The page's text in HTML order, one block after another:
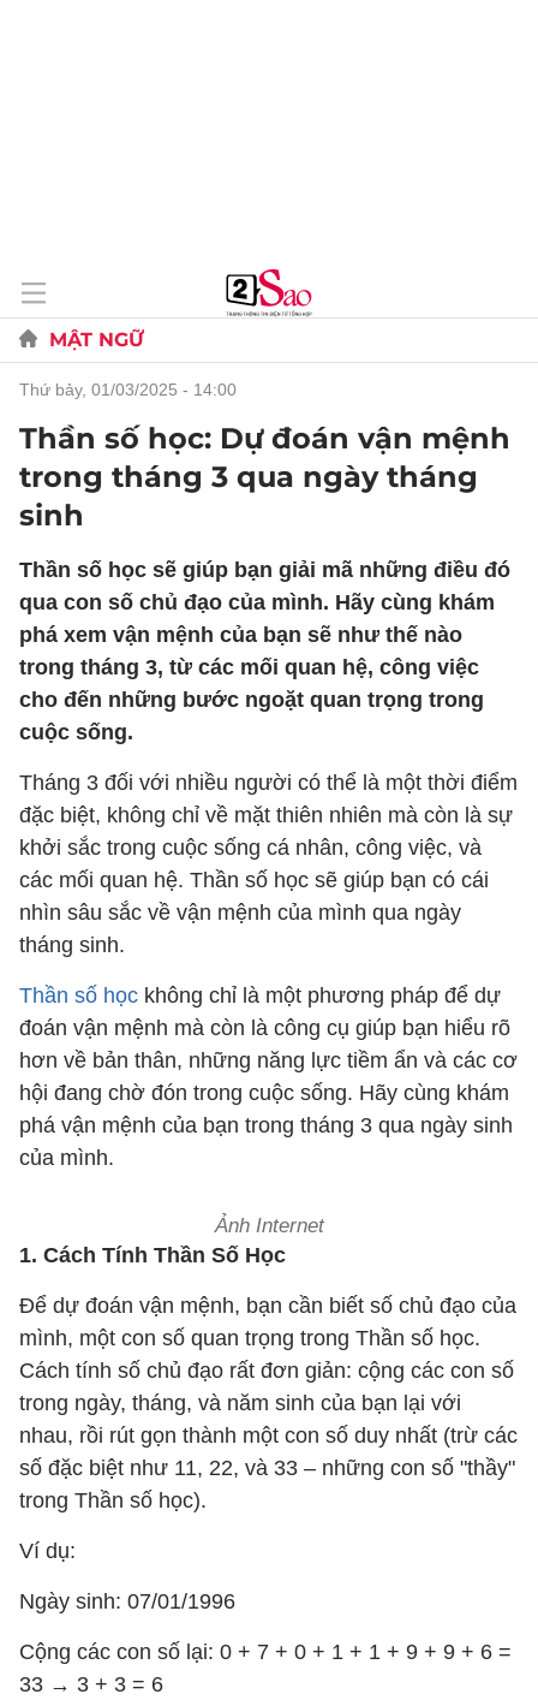
MẬT NGỮ
thứ bảy, 01/03/2025 - 14:00
Thần số học: Dự đoán vận mệnh
trong tháng 3 qua ngày tháng
sinh
Thần số học sẽ giúp bạn giải mã những điều đó
qua con số chủ đạo của mình. Hãy cùng khám
phá xem vận mệnh của bạn sẽ như thế nào
trong tháng 3, từ các mối quan hệ, công việc
cho đến những bước ngoặt quan trọng trong
cuộc sống.
Tháng 3 đối với nhiều người có thể là một thời điểm
đặc biệt, không chỉ về mặt thiên nhiên mà còn là sự
khởi sắc trong cuộc sống cá nhân, công việc, và
các mối quan hệ. Thần số học sẽ giúp bạn có cái
nhìn sâu sắc về vận mệnh của mình qua ngày
tháng sinh.
Thần số học không chỉ là một phương pháp để dự
đoán vận mệnh mà còn là công cụ giúp bạn hiểu rõ
hơn về bản thân, những năng lực tiềm ẩn và các cơ
hội đang chờ đón trong cuộc sống. Hãy cùng khám
phá vận mệnh của bạn trong tháng 3 qua ngày sinh
của mình.
Ảnh Internet
1. Cách Tính Thần Số Học
Để dự đoán vận mệnh, bạn cần biết số chủ đạo của
mình, một con số quan trọng trong Thần số học.
Cách tính số chủ đạo rất đơn giản: cộng các con số
trong ngày, tháng, và năm sinh của bạn lại với
nhau, rồi rút gọn thành một con số duy nhất (trừ các
số đặc biệt như 11, 22, và 33 – những con số "thầy"
trong Thần số học).
Ví dụ:
Ngày sinh: 07/01/1996
Cộng các con số lại: 0 + 7 + 0 + 1 + 1 + 9 + 9 + 6 =
33 → 3 + 3 = 6